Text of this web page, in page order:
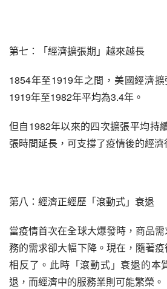
第七：「經濟擴張期」越來越長
1854年至1919年之間，美國經濟
1919年至1982年平均為3.4年。
但自1982年以來的四次擴張平均持
張時間延長，可支撐了疫情後的經濟
第八：經濟正經歷「滾動式」衰退
當疫情首次在全球大爆發時，商品
務的需求卻大幅下降。現在，隨著
相反了。此時「滾動式」衰退的本
退，而經濟中的服務業則可能繁榮。